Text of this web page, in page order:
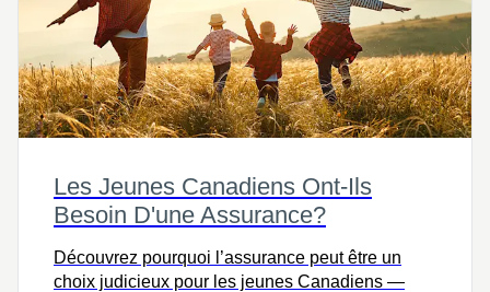
Les Jeunes Canadiens Ont-Ils
Besoin D'une Assurance?
Découvrez pourquoi l’assurance peut être un
choix judicieux pour les jeunes Canadiens —